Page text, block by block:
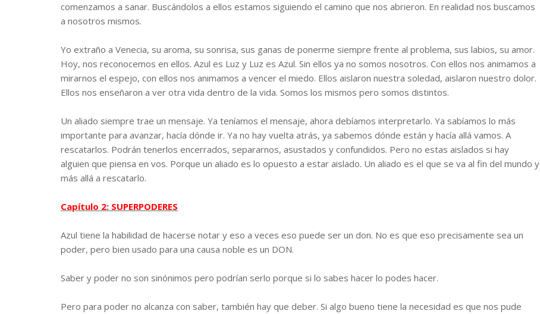
comenzamos a sanar. Buscándolos a ellos estamos siguiendo el camino que nos abrieron. En realidad nos buscamos
a nosotros mismos.
Yo extraño a Venecia, su aroma, su sonrisa, sus ganas de ponerme siempre frente al problema, sus labios, su amor.
Hoy, nos reconocemos en ellos. Azul es Luz y Luz es Azul. Sin ellos ya no somos nosotros. Con ellos nos animamos a
mirarnos el espejo, con ellos nos animamos a vencer el miedo. Ellos aislaron nuestra soledad, aislaron nuestro dolor.
Ellos nos enseñaron a ver otra vida dentro de la vida. Somos los mismos pero somos distintos.
Un aliado siempre trae un mensaje. Ya teníamos el mensaje, ahora debíamos interpretarlo. Ya sabíamos lo más
importante para avanzar, hacía dónde ir. Ya no hay vuelta atrás, ya sabemos dónde están y hacía allá vamos. A
rescatarlos. Podrán tenerlos encerrados, separarnos, asustados y confundidos. Pero no estas aislados si hay
alguien que piensa en vos. Porque un aliado es lo opuesto a estar aislado. Un aliado es el que se va al fin del mundo y
más allá a rescatarlo.
Capítulo 2: SUPERPODERES
Azul tiene la habilidad de hacerse notar y eso a veces eso puede ser un don. No es que eso precisamente sea un
poder, pero bien usado para una causa noble es un DON.
Saber y poder no son sinónimos pero podrían serlo porque si lo sabes hacer lo podes hacer.
Pero para poder no alcanza con saber, también hay que deber. Si algo bueno tiene la necesidad es que nos pude